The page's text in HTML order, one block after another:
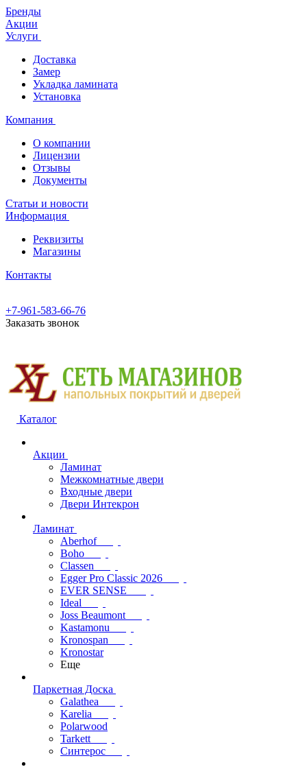
Бренды
Акции
Услуги
Доставка
Замер
Укладка ламината
Установка
Компания
О компании
Лицензии
Отзывы
Документы
Статьи и новости
Информация
Реквизиты
Магазины
Контакты
+7-961-583-66-76
Заказать звонок
Каталог
Акции
Ламинат
Межкомнатные двери
Входные двери
Двери Интекрон
Ламинат
Aberhof
Boho
Classen
Egger Pro Classic 2026
EVER SENSE
Ideal
Joss Beaumont
Kastamonu
Kronospan
Kronostar
Еще
Паркетная Доска
Galathea
Karelia
Polarwood
Tarkett
Синтерос